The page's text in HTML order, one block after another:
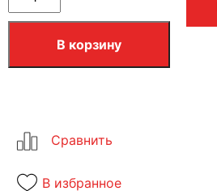
В корзину
В избранное